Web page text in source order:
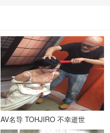
AV名导 TOHJIRO 不幸逝世